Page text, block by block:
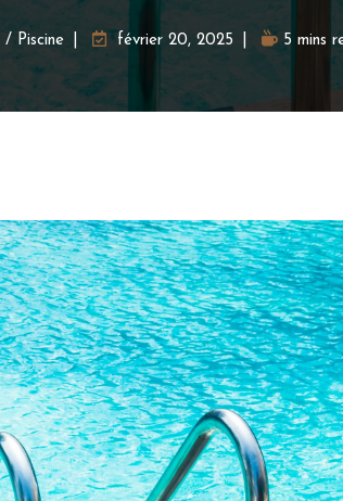
/ Piscine février 20, 2025 5 mins